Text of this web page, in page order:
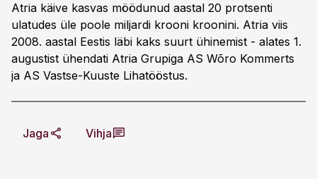
Atria käive kasvas möödunud aastal 20 protsenti
ulatudes üle poole miljardi krooni kroonini. Atria viis
2008. aastal Eestis läbi kaks suurt ühinemist - alates 1.
augustist ühendati Atria Grupiga AS Wõro Kommerts
ja AS Vastse-Kuuste Lihatööstus.
Jaga Vihja